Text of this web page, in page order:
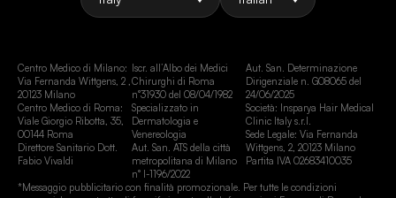
Centro Medico di Milano:
Via Fernanda Wittgens, 2 ,
20123 Milano
Centro Medico di Roma:
Viale Giorgio Ribotta, 35,
00144 Roma
Direttore Sanitario Dott.
Fabio Vivaldi
Iscr. all’Albo dei Medici
Chirurghi di Roma
n°31930 del 08/04/1982
Specializzato in
Dermatologia e
Venereologia
Aut. San. ATS della città
metropolitana di Milano
n° I-1196/2022
Aut. San. Determinazione
Dirigenziale n. G08065 del
24/06/2025
Società: Insparya Hair Medical
Clinic Italy s.r.l.
Sede Legale: Via Fernanda
Wittgens, 2, 20123 Milano
Partita IVA 02683410035
*Messaggio pubblicitario con finalità promozionale. Per tutte le condizioni